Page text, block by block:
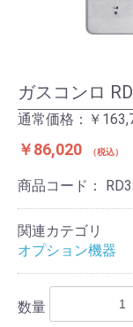
ガスコンロ
通常価格：￥
￥86,020 税込
商品コード：
関連カテゴリ
オプション機器
数量